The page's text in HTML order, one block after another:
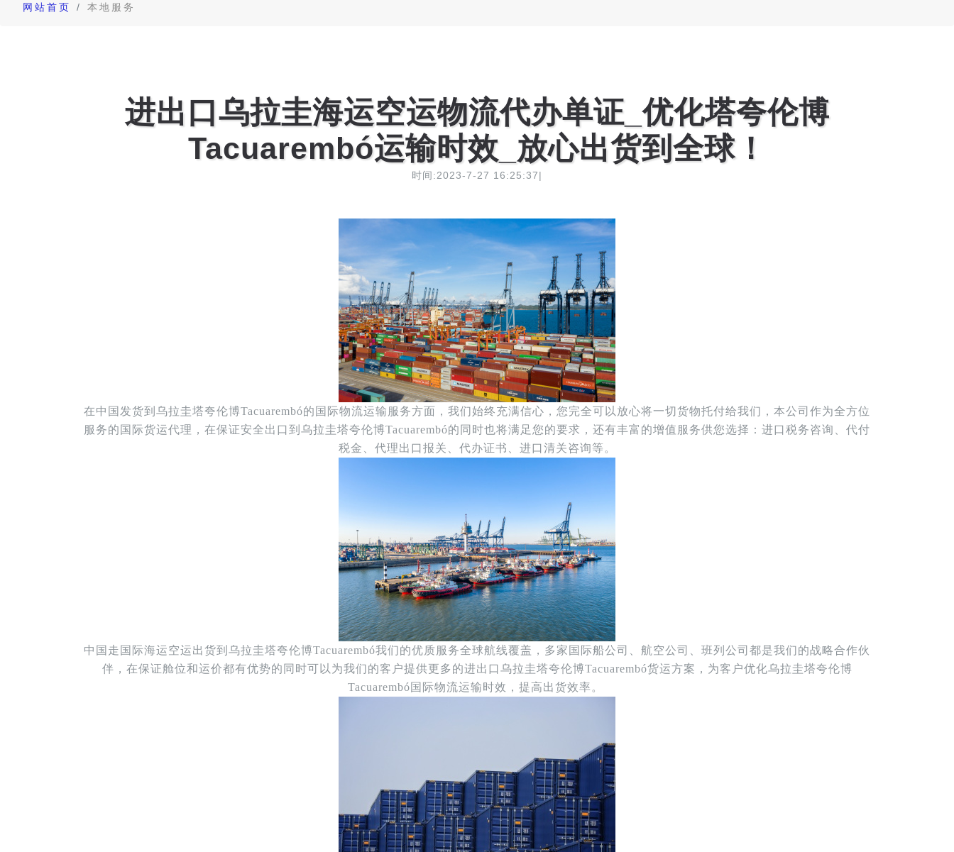
网站首页 本地服务
进出口乌拉圭海运空运物流代办单证_优化塔夸伦博
Tacuarembó运输时效_放心出货到全球！
时间:2023-7-27 16:25:37|
在中国发货到乌拉圭塔夸伦博Tacuarembó的国际物流运输服务方面，我们始终充满信心，您完全可以放心将一切货物托付给我们，本公司作为全方位
服务的国际货运代理，在保证安全出口到乌拉圭塔夸伦博Tacuarembó的同时也将满足您的要求，还有丰富的增值服务供您选择：进口税务咨询、代付
税金、代理出口报关、代办证书、进口清关咨询等。
中国走国际海运空运出货到乌拉圭塔夸伦博Tacuarembó我们的优质服务全球航线覆盖，多家国际船公司、航空公司、班列公司都是我们的战略合作伙
伴，在保证舱位和运价都有优势的同时可以为我们的客户提供更多的进出口乌拉圭塔夸伦博Tacuarembó货运方案，为客户优化乌拉圭塔夸伦博
Tacuarembó国际物流运输时效，提高出货效率。